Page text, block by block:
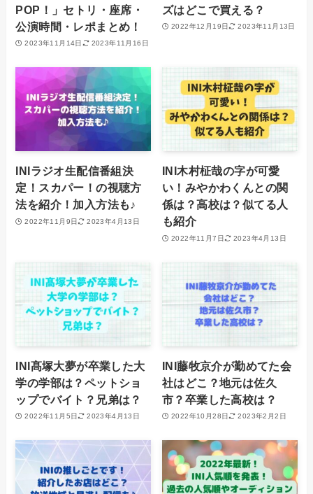
POP！」セトリ・座席・
公演時間・レポまとめ！
2023年11月14日 2023年11月16日
ズはどこで買える？
2022年12月19日 2023年11月13日
INIラジオ生配信番組決
定！スカパー！の視聴方
法を紹介！加入方法も♪
2022年11月9日 2023年4月13日
INI木村柾哉の字が可愛
い！みやかわくんとの関
係は？高校は？似てる人
も紹介
2022年11月7日 2023年4月13日
INI髙塚大夢が卒業した大
学の学部は？ペットショ
ップでバイト？兄弟は？
2022年11月5日 2023年4月13日
INI藤牧京介が勤めてた会
社はどこ？地元は佐久
市？卒業した高校は？
2022年10月28日 2023年2月2日